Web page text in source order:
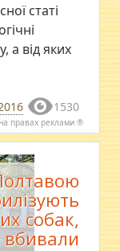
статі
а від яких
1530
на правах реклами ®
собак,